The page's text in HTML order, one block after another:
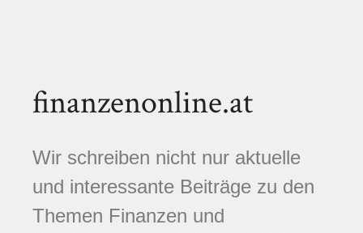
finanzenonline.at
Wir schreiben nicht nur aktuelle
und interessante Beiträge zu den
Themen Finanzen und